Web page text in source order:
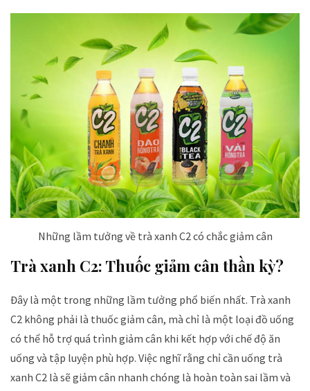
Những lầm tưởng về trà xanh C2 có chắc giảm cân
Trà xanh C2: Thuốc giảm cân thần kỳ?
Đây là một trong những lầm tưởng phổ biến nhất. Trà xanh
C2 không phải là thuốc giảm cân, mà chỉ là một loại đồ uống
có thể hỗ trợ quá trình giảm cân khi kết hợp với chế độ ăn
uống và tập luyện phù hợp. Việc nghĩ rằng chỉ cần uống trà
xanh C2 là sẽ giảm cân nhanh chóng là hoàn toàn sai lầm và